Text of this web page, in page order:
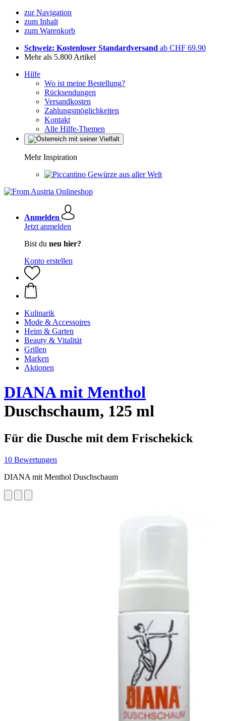
zur Navigation
zum Inhalt
zum Warenkorb
Schweiz: Kostenloser Standardversand ab CHF 69.90
Mehr als 5.800 Artikel
Hilfe
Wo ist meine Bestellung?
Rücksendungen
Versandkosten
Zahlungsmöglichkeiten
Kontakt
Alle Hilfe-Themen
Mehr Inspiration
Gewürze aus aller Welt
Anmelden
Jetzt anmelden
Bist du neu hier?
Konto erstellen
Kulinarik
Mode & Accessoires
Heim & Garten
Beauty & Vitalität
Grillen
Marken
Aktionen
DIANA mit Menthol
Duschschaum, 125 ml
Für die Dusche mit dem Frischekick
10 Bewertungen
DIANA mit Menthol Duschschaum